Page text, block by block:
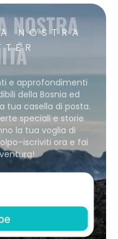
NOSTRA
NOSTRA
e approfondimenti
della Bosnia ed
tua casella di posta.
speciali e storie
la tua voglia di
ora e fai